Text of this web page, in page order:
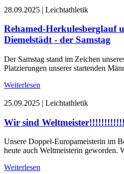
28.09.2025 | Leichtathletik
Rehamed-Herkulesberglauf
Diemelstädt - der Samstag
Der Samstag stand im Zeichen
Platzierungen unserer startenden
Weiterlesen
25.09.2025 | Leichtathletik
Wir sind
Unsere Doppel-Europameisterin im
heute auch Weltmeisterin geworden.
Weiterlesen